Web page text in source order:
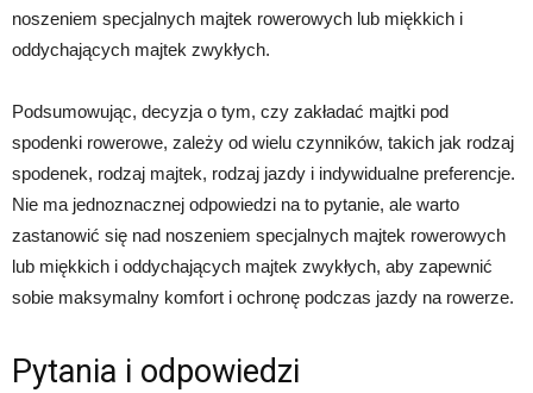
noszeniem specjalnych majtek rowerowych lub miękkich i
oddychających majtek zwykłych.
Podsumowując, decyzja o tym, czy zakładać majtki pod
spodenki rowerowe, zależy od wielu czynników, takich jak rodzaj
spodenek, rodzaj majtek, rodzaj jazdy i indywidualne preferencje.
Nie ma jednoznacznej odpowiedzi na to pytanie, ale warto
zastanowić się nad noszeniem specjalnych majtek rowerowych
lub miękkich i oddychających majtek zwykłych, aby zapewnić
sobie maksymalny komfort i ochronę podczas jazdy na rowerze.
Pytania i odpowiedzi